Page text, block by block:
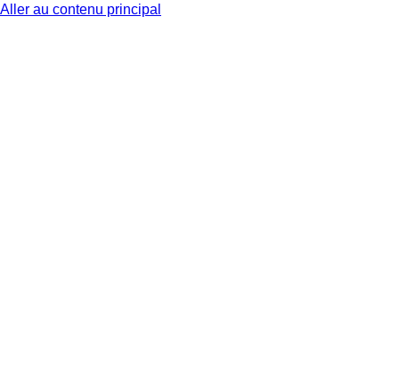
Aller au contenu principal